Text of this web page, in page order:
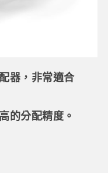
器，非常適合
的分配精度。